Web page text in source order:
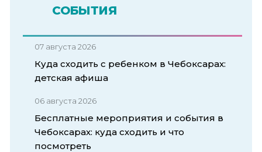
СОБЫТИЯ
07 августа 2026
Куда сходить с ребенком в Чебоксарах:
детская афиша
06 августа 2026
Бесплатные мероприятия и события в
Чебоксарах: куда сходить и что
посмотреть